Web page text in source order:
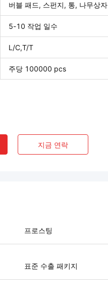
버블 패드, 스펀지, 통, 나무상자
5-10 작업 일수
L/C,T/T
주당 100000 pcs
지금 연락
프로스팅
표준 수출 패키지